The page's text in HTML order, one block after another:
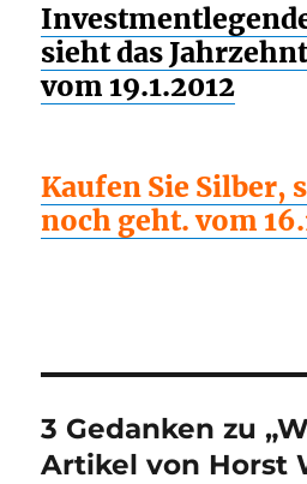
sieht das
vom 19.1.2012
Kaufen Sie Silber,
noch geht. vom
3 Gedanken zu
Artikel von Horst